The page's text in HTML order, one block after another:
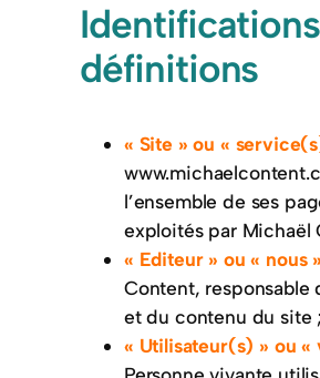
définitions
« Site » ou «
l’ensemble de ses
exploités par Michaël
« Editeur » ou « nous »
Content, responsable
et du contenu du site ;
« Utilisateur(s) » ou «